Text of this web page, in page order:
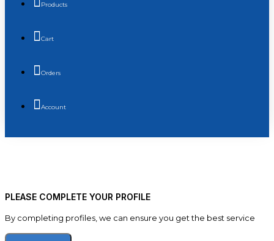
Products
Cart
Orders
Account
PLEASE COMPLETE YOUR PROFILE
By completing profiles, we can ensure you get the best service